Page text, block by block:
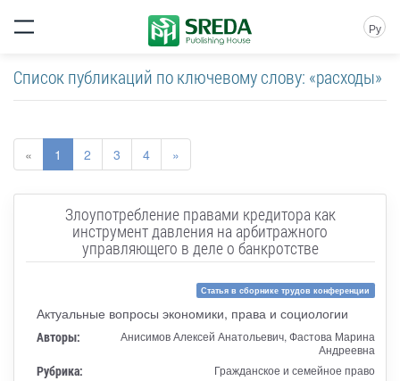
Ру
Список публикаций по ключевому слову: «расходы»
« 1 2 3 4 »
Злоупотребление правами кредитора как
инструмент давления на арбитражного
управляющего в деле о банкротстве
Статья в сборнике трудов конференции
Актуальные вопросы экономики, права и социологии
Авторы:
Анисимов Алексей Анатольевич, Фастова Марина
Андреевна
Рубрика: Гражданское и семейное право